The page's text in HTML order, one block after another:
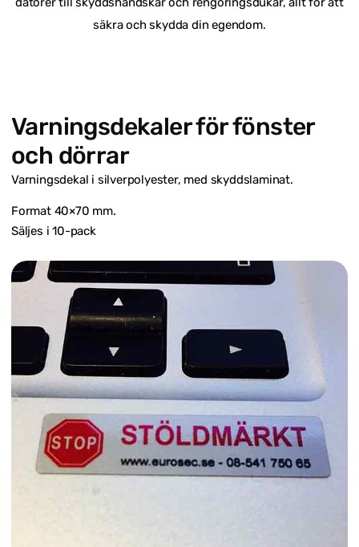
säkra och skydda din egendom.
Varningsdekaler för fönster
och dörrar
Varningsdekal i silverpolyester, med skyddslaminat.
Format 40×70 mm.
Säljes i 10-pack